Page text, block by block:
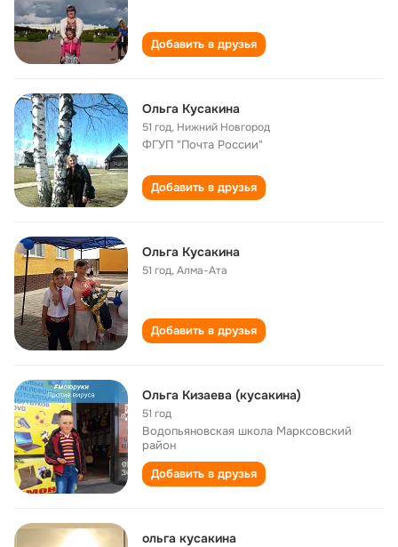
Добавить в друзья
Ольга Кусакина
51 год, Нижний Новгород
ФГУП "Почта России"
Добавить в друзья
Ольга Кусакина
51 год,Алма-Ата
Добавить в друзья
Ольга Кизаева (кусакина)
51 год
Водопьяновская школа Марксовский
район
Добавить в друзья
ольга кусакина